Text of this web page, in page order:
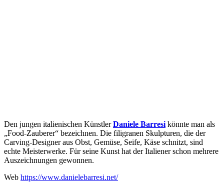
Den jungen italienischen KünstlerDaniele Barresi könnte man als
„Food-Zauberer“ bezeichnen. Die filigranen Skulpturen, die der
Carving-Designer aus Obst, Gemüse, Seife, Käse schnitzt, sind
echte Meisterwerke. Für seine Kunst hat der Italiener schon mehrere
Auszeichnungen gewonnen.
Web https://www.danielebarresi.net/